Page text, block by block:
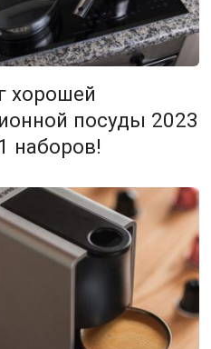
хорошей
посуды 2023
наборов!